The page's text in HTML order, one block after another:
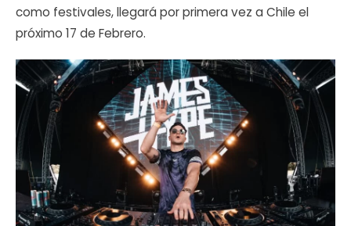
como festivales, llegará por primera vez a Chile el
próximo 17 de Febrero.